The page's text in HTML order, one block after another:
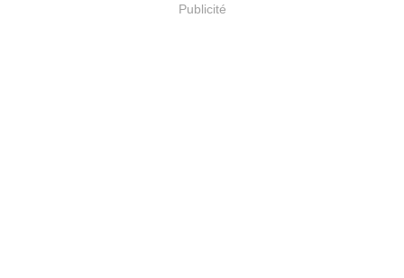
Publicité